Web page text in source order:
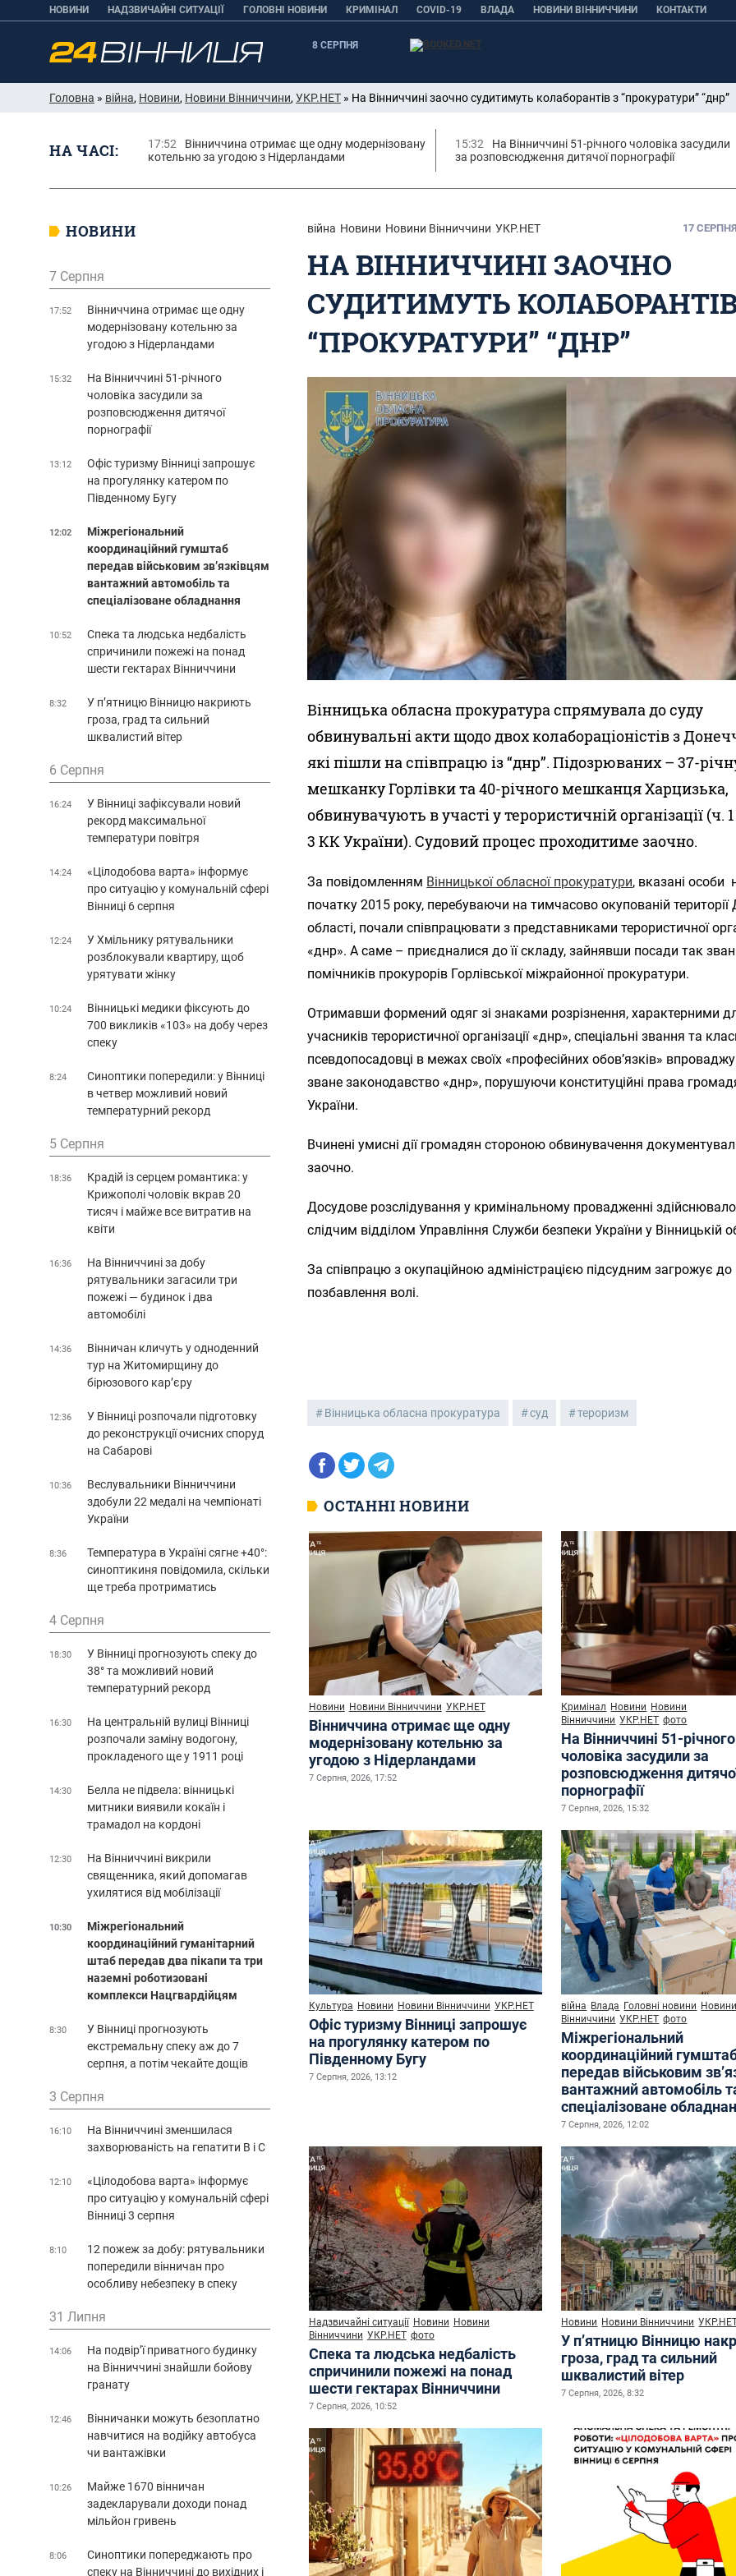
НОВИНИ НАДЗВИЧАЙНІ СИТУАЦІЇ ГОЛОВНІ НОВИНИ КРИМІНАЛ COVID-19 ВЛАДА НОВИНИ ВІННИЧЧИНИ КОНТАКТИ
8 СЕРПНЯ
Головна » війна, Новини, Новини Вінниччини, УКР.НЕТ » На Вінниччині заочно судитимуть колаборантів з “прокуратури” “днр”
НА ЧАСІ: 17:52
Вінниччина отримає ще одну модернізовану
котельню за угодою з Нідерландами
15:32
На Вінниччині 51-річного чоловіка засудили
за розповсюдження дитячої порнографії
війна Новини Новини Вінниччини УКР.НЕТ 17
НА ВІННИЧЧИНІ ЗАОЧНО
СУДИТИМУТЬ
“ПРОКУРАТУРИ” “ДНР”
Вінницька обласна прокуратура спрямувала до суду
обвинувальні акти щодо двох колабораціоністів з
які пішли на співпрацю із “днр”. Підозрюваних – 37-
мешканку Горлівки та 40-річного мешканця Харцизька,
обвинувачують в участі у терористичній організації (ч.
3 КК України). Судовий процес проходитиме заочно.
За повідомленням Вінницької обласної прокуратури, вказані особи
початку 2015 року, перебуваючи на тимчасово окупованій території
області, почали співпрацювати з представниками терористичної
«днр». А саме – приєдналися до її складу, зайнявши посади так
помічників прокурорів Горлівської міжрайонної прокуратури.
Отримавши формений одяг зі знаками розрізнення, характерними
учасників терористичної організації «днр», спеціальні звання та
псевдопосадовці в межах своїх «професійних обов’язків»
зване законодавство «днр», порушуючи конституційні права
України.
Вчинені умисні дії громадян стороною обвинувачення
заочно.
Досудове розслідування у кримінальному провадженні
слідчим відділом Управління Служби безпеки України у Вінницькій
За співпрацю з окупаційною адміністрацією підсудним загрожує до
позбавлення волі.
Вінницька обласна прокуратура суд тероризм
ОСТАННІ НОВИНИ
Новини Новини Вінниччини УКР.НЕТ
Вінниччина отримає ще одну
модернізовану котельню за
угодою з Нідерландами
7 Серпня, 2026, 17:52
Кримінал Новини Новини
Вінниччини УКР.НЕТ фото
На Вінниччині 51-річного
чоловіка засудили за
розповсюдження
порнографії
7 Серпня, 2026, 15:32
Культура Новини Новини Вінниччини УКР.НЕТ
Офіс туризму Вінниці запрошує
на прогулянку катером по
Південному Бугу
7 Серпня, 2026, 13:12
війна Влада Головні новини
Вінниччини УКР.НЕТ фото
Міжрегіональний
координаційний
передав військовим
вантажний автомобіль
спеціалізоване
7 Серпня, 2026, 12:02
Надзвичайні ситуації Новини Новини
Вінниччини УКР.НЕТ фото
Спека та людська недбалість
спричинили пожежі на понад
шести гектарах Вінниччини
7 Серпня, 2026, 10:52
Новини Новини Вінниччини
У п’ятницю Вінницю
гроза, град та сильний
шквалистий вітер
7 Серпня, 2026, 8:32
НОВИНИ
7 Серпня
17:52
Вінниччина отримає ще одну
модернізовану котельню за
угодою з Нідерландами
15:32
На Вінниччині 51-річного
чоловіка засудили за
розповсюдження дитячої
порнографії
13:12
Офіс туризму Вінниці запрошує
на прогулянку катером по
Південному Бугу
12:02
Міжрегіональний
координаційний гумштаб
передав військовим зв’язківцям
вантажний автомобіль та
спеціалізоване обладнання
10:52
Спека та людська недбалість
спричинили пожежі на понад
шести гектарах Вінниччини
8:32
У п’ятницю Вінницю накриють
гроза, град та сильний
шквалистий вітер
6 Серпня
16:24
У Вінниці зафіксували новий
рекорд максимальної
температури повітря
14:24
«Цілодобова варта» інформує
про ситуацію у комунальній сфері
Вінниці 6 серпня
12:24
У Хмільнику рятувальники
розблокували квартиру, щоб
урятувати жінку
10:24
Вінницькі медики фіксують до
700 викликів «103» на добу через
спеку
8:24
Синоптики попередили: у Вінниці
в четвер можливий новий
температурний рекорд
5 Серпня
18:36
Крадій із серцем романтика: у
Крижополі чоловік вкрав 20
тисяч і майже все витратив на
квіти
16:36
На Вінниччині за добу
рятувальники загасили три
пожежі — будинок і два
автомобілі
14:36
Вінничан кличуть у одноденний
тур на Житомирщину до
бірюзового кар’єру
12:36
У Вінниці розпочали підготовку
до реконструкції очисних споруд
на Сабарові
10:36
Веслувальники Вінниччини
здобули 22 медалі на чемпіонаті
України
8:36
Температура в Україні сягне +40°:
синоптикиня повідомила, скільки
ще треба протриматись
4 Серпня
18:30
У Вінниці прогнозують спеку до
38° та можливий новий
температурний рекорд
16:30
На центральній вулиці Вінниці
розпочали заміну водогону,
прокладеного ще у 1911 році
14:30
Белла не підвела: вінницькі
митники виявили кокаїн і
трамадол на кордоні
12:30
На Вінниччині викрили
священника, який допомагав
ухилятися від мобілізації
10:30
Міжрегіональний
координаційний гуманітарний
штаб передав два пікапи та три
наземні роботизовані
комплекси Нацгвардійцям
8:30
У Вінниці прогнозують
екстремальну спеку аж до 7
серпня, а потім чекайте дощів
3 Серпня
16:10
На Вінниччині зменшилася
захворюваність на гепатити В і С
12:10
«Цілодобова варта» інформує
про ситуацію у комунальній сфері
Вінниці 3 серпня
8:10
12 пожеж за добу: рятувальники
попередили вінничан про
особливу небезпеку в спеку
31 Липня
14:06
На подвір’ї приватного будинку
на Вінниччині знайшли бойову
гранату
12:46
Вінничанки можуть безоплатно
навчитися на водійку автобуса
чи вантажівки
10:26
Майже 1670 вінничан
задекларували доходи понад
мільйон гривень
8:06
Синоптики попереджають про
спеку на Вінниччині до вихідних і